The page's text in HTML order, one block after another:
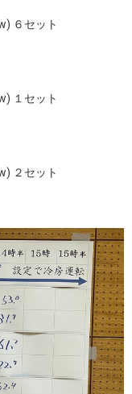
６セット
１セット
２セット